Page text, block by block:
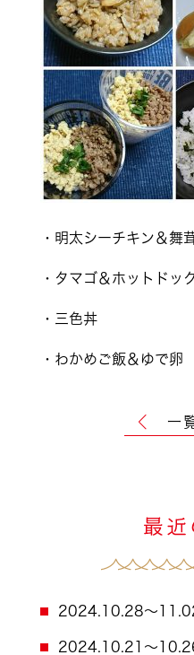
・明太シーチキン＆舞
・タマゴ＆ホットドッ
・三色丼
・わかめご飯＆ゆで卵
一
2024.10.28～
2024.10.21～